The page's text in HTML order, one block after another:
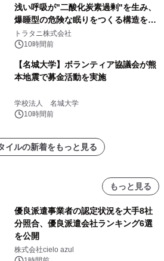
浅い呼吸が"二酸化炭素過剰"を生み、
爆睡型の危険な眠りをつくる構造を解
説
トラタニ株式会社
10時間前
【名城大学】ボランティア協議会が熊
本地震で募金活動を実施
学校法人 名城大学
10時間前
イルの新着をもっと見る
もっと見る
優良派遣事業者の認定状況を大手8社
分照合、優良派遣会社ランキング6選
を公開
株式会社cielo azul